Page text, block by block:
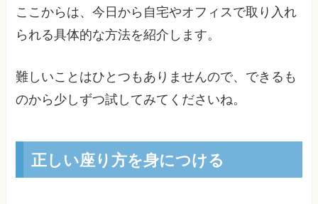
ここからは、今日から自宅やオフィスで取り入れ
られる具体的な方法を紹介します。
難しいことはひとつもありませんので、できるも
のから少しずつ試してみてくださいね。
正しい座り方を身につける